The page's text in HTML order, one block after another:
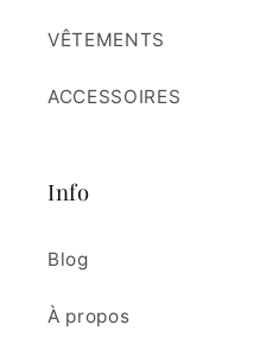
VÊTEMENTS
ACCESSOIRES
Info
Blog
À propos